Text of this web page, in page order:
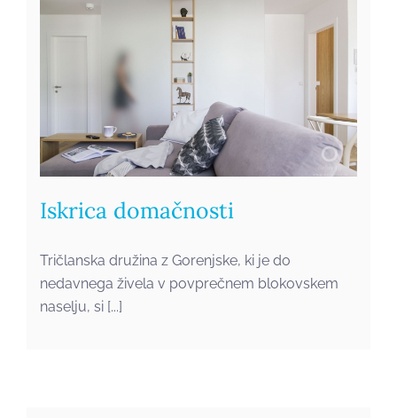
Iskrica domačnosti
Tričlanska družina z Gorenjske, ki je do
nedavnega živela v povprečnem blokovskem
naselju, si [...]